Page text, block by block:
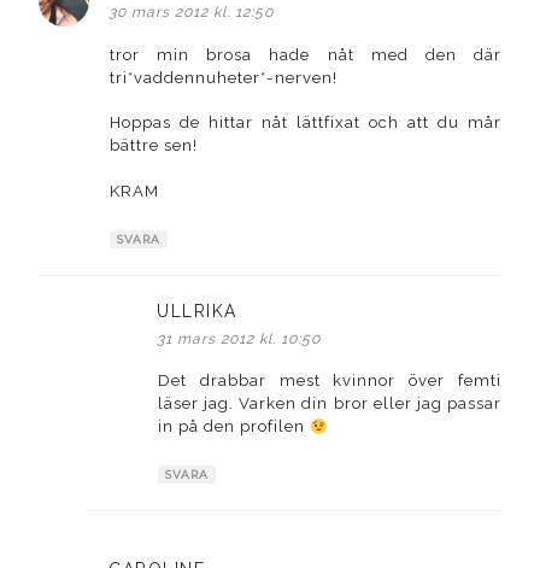
30 mars 2012 kl. 12:50
tror min brosa hade nåt med den där
tri*vaddennuheter*-nerven!
Hoppas de hittar nåt lättfixat och att du mår
bättre sen!
KRAM
SVARA
ULLRIKA
31 mars 2012 kl. 10:50
Det drabbar mest kvinnor över femti
läser jag. Varken din bror eller jag passar
in på den profilen
SVARA